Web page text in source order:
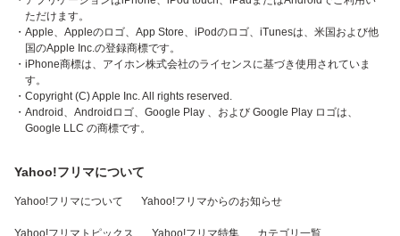
ただけます。
・Apple、Appleのロゴ、App Store、iPodのロゴ、iTunesは、米国および他
国のApple Inc.の登録商標です。
・iPhone商標は、アイホン株式会社のライセンスに基づき使用されていま
す。
・Copyright (C) Apple Inc. All rights reserved.
・Android、Androidロゴ、Google Play 、および Google Play ロゴは、
Google LLC の商標です。
Yahoo!フリマについて
Yahoo!フリマについて Yahoo!フリマからのお知らせ